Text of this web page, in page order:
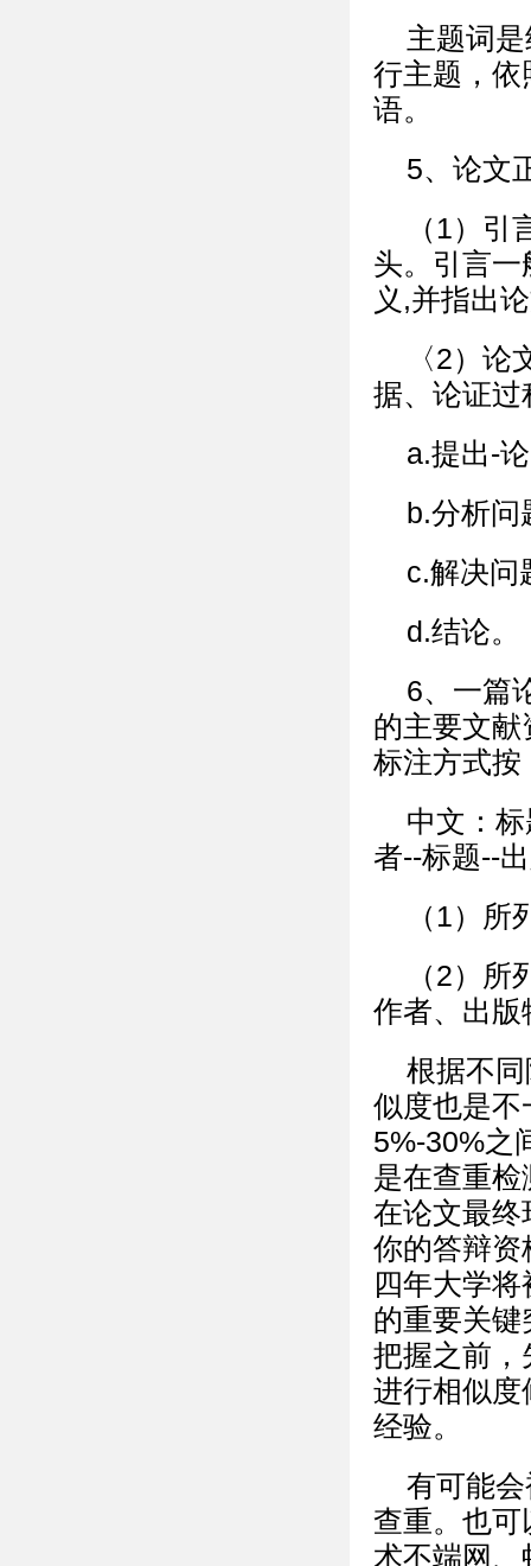
主题词
行主题，依
语。
5、论文
（1）
头。引言
义,并指出
〈2）
据、论证过
a.提出-
b.分析问
c.解决问
d.结论。
6、一篇
的主要文
标注方式按
中文：
者--标题--
（1）
（2）
作者、出版
根据不
似度也是不
5%-30%之
是在查重
在论文最终
你的答辩资
四年大学
的重要关
把握之前，
进行相似度
经验。
有可能
查重。也可
术不端网